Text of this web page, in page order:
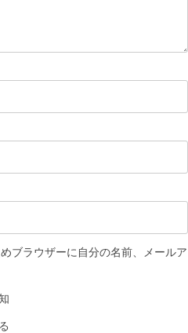
ブラウザーに自分の名前、メールア